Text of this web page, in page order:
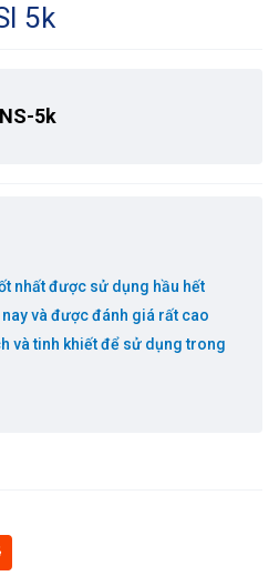
5k
5k
nhất được sử dụng hầu hết
và được đánh giá rất cao
và tinh khiết để sử dụng trong